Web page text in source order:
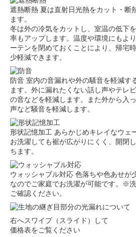
遮熱断熱 夏は直射日光熱をカット・断
ます。
冬は外の冷気をカットし、室温の低下
率もアップします。温度や環境にもよ
ーテンを閉めておくことにより、帰宅
少軽減できます。
防音 室内の音漏れや外の騒音を軽減す
ます。外に漏れたくない話し声やテレ
の音などを軽減します。また外から入
声など騒音を軽減します。
形状記憶加工 あらかじめキレイなウェ
お洗濯しても裾が広がりにくく、開閉
ちます。
ウォッシャブル対応 色落ちや色あせが
なのでご家庭でお洗濯が可能です。※
ご確認ください。
右へスワイプ（スライド）して
価格表をご覧ください